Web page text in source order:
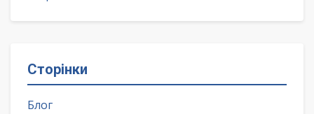
Сторінки
Блог